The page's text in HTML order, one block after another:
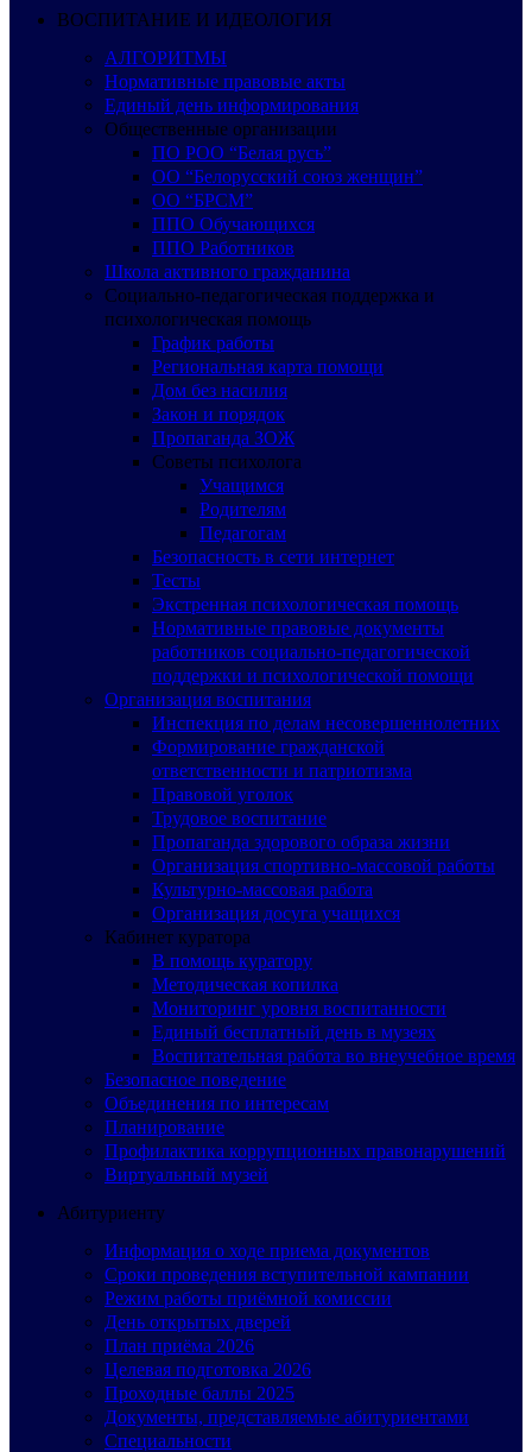
ВОСПИТАНИЕ И ИДЕОЛОГИЯ
АЛГОРИТМЫ
Нормативные правовые акты
Единый день информирования
Общественные организации
ПО РОО “Белая русь”
ОО “Белорусский союз женщин”
ОО “БРСМ”
ППО Обучающихся
ППО Работников
Школа активного гражданина
Социально-педагогическая поддержка и
психологическая помощь
График работы
Региональная карта помощи
Дом без насилия
Закон и порядок
Пропаганда ЗОЖ
Советы психолога
Учащимся
Родителям
Педагогам
Безопасность в сети интернет
Тесты
Экстренная психологическая помощь
Нормативные правовые документы
работников социально-педагогической
поддержки и психологической помощи
Организация воспитания
Инспекция по делам несовершеннолетних
Формирование гражданской
ответственности и патриотизма
Правовой уголок
Трудовое воспитание
Пропаганда здорового образа жизни
Организация спортивно-массовой работы
Культурно-массовая работа
Организация досуга учащихся
Кабинет куратора
В помощь куратору
Методическая копилка
Мониторинг уровня воспитанности
Единый бесплатный день в музеях
Воспитательная работа во внеучебное время
Безопасное поведение
Объединения по интересам
Планирование
Профилактика коррупционных правонарушений
Виртуальный музей
Абитуриенту
Информация о ходе приема документов
Сроки проведения вступительной кампании
Режим работы приёмной комиссии
День открытых дверей
План приёма 2026
Целевая подготовка 2026
Проходные баллы 2025
Документы, представляемые абитуриентами
Специальности